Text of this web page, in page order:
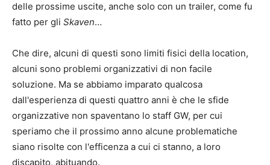
delle prossime uscite, anche solo con un trailer, come fu
fatto per gli Skaven…
Che dire, alcuni di questi sono limiti fisici della location,
alcuni sono problemi organizzativi di non facile
soluzione. Ma se abbiamo imparato qualcosa
dall'esperienza di questi quattro anni è che le sfide
organizzative non spaventano lo staff GW, per cui
speriamo che il prossimo anno alcune problematiche
siano risolte con l'efficenza a cui ci stanno, a loro
discapito, abituando.